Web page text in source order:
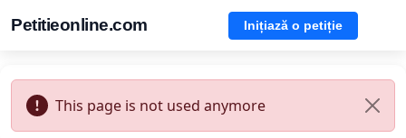
Petitieonline.com Inițiază o petiție
This page is not used anymore